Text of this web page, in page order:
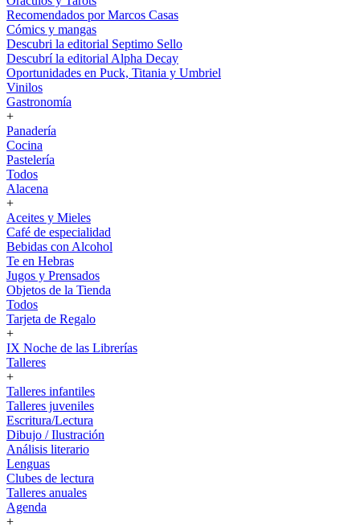
Recomendados por Marcos Casas
Cómics y mangas
Descubri la editorial Septimo Sello
Descubrí la editorial Alpha Decay
Oportunidades en Puck, Titania y Umbriel
Vinilos
Gastronomía
+
Panadería
Cocina
Pastelería
Todos
Alacena
+
Aceites y Mieles
Café de especialidad
Bebidas con Alcohol
Te en Hebras
Jugos y Prensados
Objetos de la Tienda
Todos
Tarjeta de Regalo
+
IX Noche de las Librerías
Talleres
+
Talleres infantiles
Talleres juveniles
Escritura/Lectura
Dibujo / Ilustración
Análisis literario
Lenguas
Clubes de lectura
Talleres anuales
Agenda
+